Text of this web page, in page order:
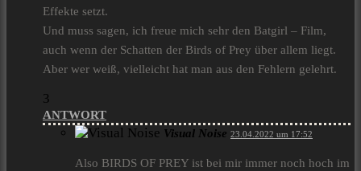
Effekte setzt.
Und muss sagen, ich freue mich sehr den Batgirl – Film,
auch wenn der Schatten der Birds of Prey über allem liegt.
Aber wer weiß, vielleicht hat man aus den Fehlern gelehrt.
3
ANTWORT
Visual Noise 23.04.2022 um 17:52
Also BIRDS OF PREY ist bei mir immer noch hoch im